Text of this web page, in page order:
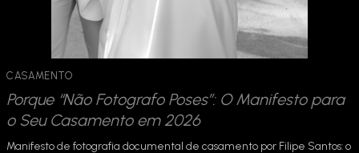
CASAMENTO
Porque “Não Fotografo Poses”: O Manifesto para
o Seu Casamento em 2026
Manifesto de fotografia documental de casamento por Filipe Santos: o